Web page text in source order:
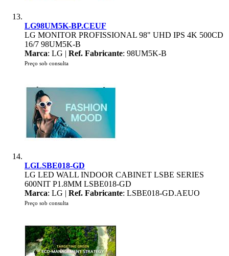
LG98UM5K-BP.CEUF
LG MONITOR PROFISSIONAL 98" UHD IPS 4K 500CD
16/7 98UM5K-B
Marca: LG | Ref. Fabricante: 98UM5K-B
Preço sob consulta
LGLSBE018-GD
LG LED WALL INDOOR CABINET LSBE SERIES
600NIT P1.8MM LSBE018-GD
Marca: LG | Ref. Fabricante: LSBE018-GD.AEUO
Preço sob consulta